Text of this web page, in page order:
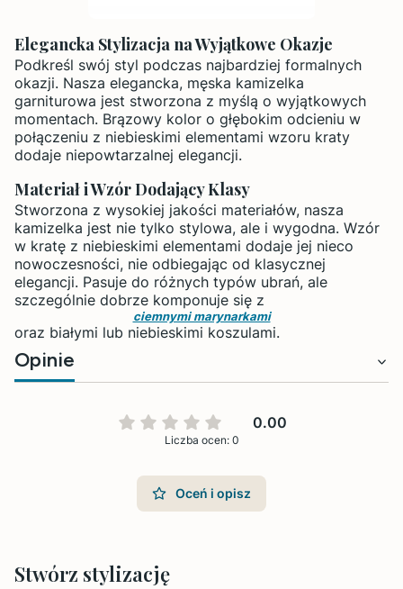
Elegancka Stylizacja na Wyjątkowe Okazje
Podkreśl swój styl podczas najbardziej formalnych
okazji. Nasza elegancka, męska kamizelka
garniturowa jest stworzona z myślą o wyjątkowych
momentach. Brązowy kolor o głębokim odcieniu w
połączeniu z niebieskimi elementami wzoru kraty
dodaje niepowtarzalnej elegancji.
Materiał i Wzór Dodający Klasy
Stworzona z wysokiej jakości materiałów, nasza
kamizelka jest nie tylko stylowa, ale i wygodna. Wzór
w kratę z niebieskimi elementami dodaje jej nieco
nowoczesności, nie odbiegając od klasycznej
elegancji. Pasuje do różnych typów ubrań, ale
szczególnie dobrze komponuje się z
ciemnymi marynarkami
oraz białymi lub niebieskimi koszulami.
Opinie
0.00
Liczba ocen: 0
Oceń i opisz
Stwórz stylizację